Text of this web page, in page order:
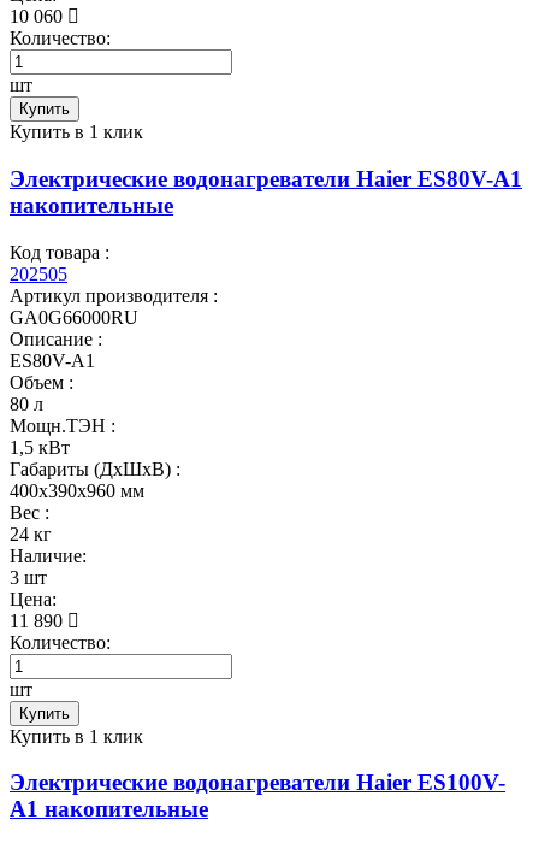
10 060
Количество:
шт
Купить
Купить в 1 клик
Электрические водонагреватели Haier ES80V-A1
накопительные
Код товара :
202505
Артикул производителя :
GA0G66000RU
Описание :
ES80V-A1
Объем :
80 л
Мощн.ТЭН :
1,5 кВт
Габариты (ДхШхВ) :
400x390x960 мм
Вес :
24 кг
Наличие:
3 шт
Цена:
11 890
Количество:
шт
Купить
Купить в 1 клик
Электрические водонагреватели Haier ES100V-
A1 накопительные